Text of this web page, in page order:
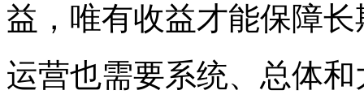
益，唯有收益才能保障
运营也需要系统、总体